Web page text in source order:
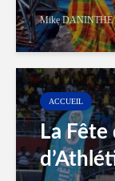
Mike DANINTHE
ACCUEIL
La Fête